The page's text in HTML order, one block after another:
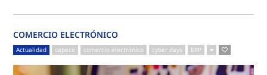
COMERCIO ELECTRÓNICO
Actualidad capece comercio electrónico cyber days ERP